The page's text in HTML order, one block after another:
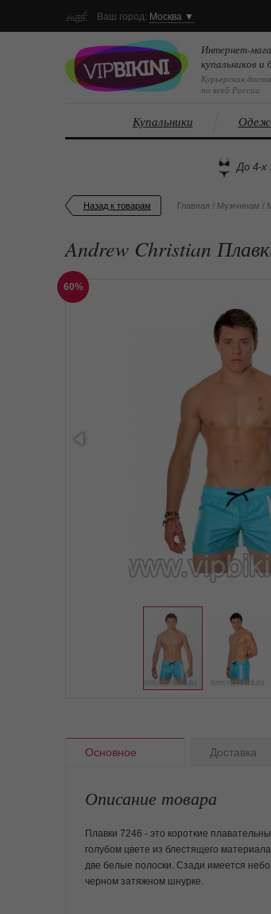
Ваш город: Москва ▼
Интернет-
купальников и
Курьерская
по всей России
Купальники
До 4-х
Назад к товарам Главная / Мужчинам /
Andrew Christian
60%
Основное Доставка
Описание товара
Плавки 7246 - это короткие
голубом цвете из блестящего
две белые полоски. Сзади имеется
черном затяжном шнурке.